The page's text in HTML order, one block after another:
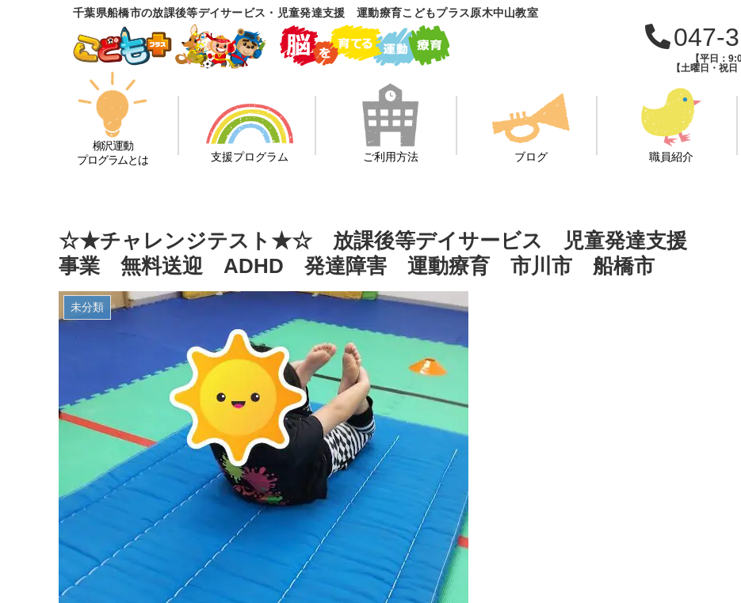
千葉県船橋市の放課後等デイサービス・児童発達支援 運動療育こどもプラス原木中山教室
047-
【平日：
【土曜日・祝
柳沢運動
プログラムとは
支援プログラム ご利用方法 ブログ 職員紹介
☆★チャレンジテスト★☆ 放課後等デイサービス 児童発達支援
事業 無料送迎 ADHD 発達障害 運動療育 市川市 船橋市
未分類